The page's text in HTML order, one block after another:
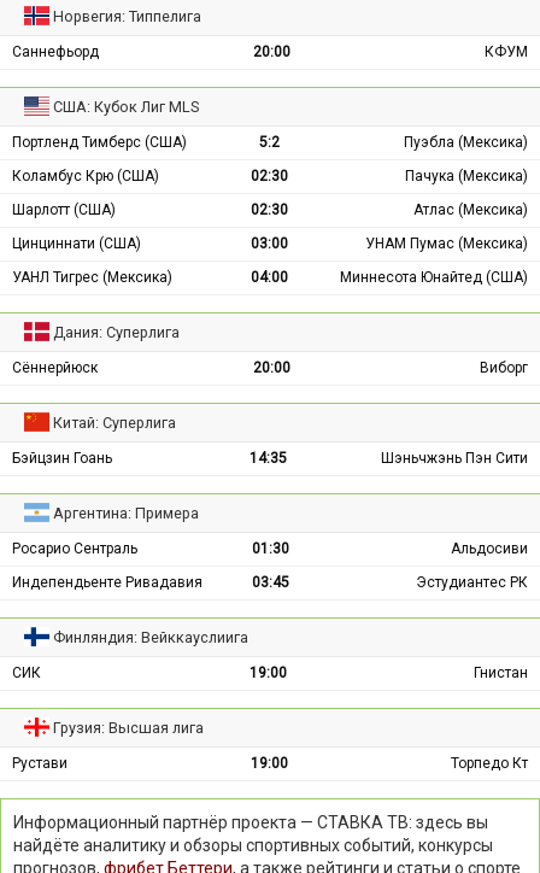
Норвегия: Типпелига
Саннефьорд 20:00 КФУМ
США: Кубок Лиг MLS
Портленд Тимберс (США) 5:2
Пуэбла (Мексика)
Коламбус Крю (США)
02:30
Пачука (Мексика)
Шарлотт (США)
02:30
Атлас (Мексика)
Цинциннати (США)
03:00
УНАМ Пумас (Мексика)
УАНЛ Тигрес (Мексика)
04:00 Миннесота Юнайтед (США)
Дания: Суперлига
Сённерйюск 20:00 Виборг
Китай: Суперлига
Бэйцзин Гоань 14:35 Шэньчжэнь Пэн Сити
Аргентина: Примера
Росарио Сентраль 01:30
Альдосиви
Индепендьенте Ривадавия
03:45 Эстудиантес РК
Финляндия: Вейккауслиига
СИК 19:00 Гнистан
Грузия: Высшая лига
Рустави 19:00 Торпедо Кт
Информационный партнёр проекта — СТАВКА ТВ: здесь вы
найдёте аналитику и обзоры спортивных событий, конкурсы
прогнозов, фрибет Беттери, а также рейтинги и статьи о спорте.